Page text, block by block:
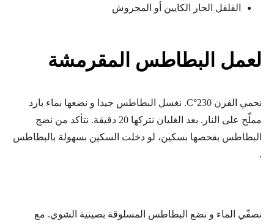
الفلفل الحار الكايين أو المجروش
لعمل البطاطس المقرمشة
نحمي الفرن 230°C. نغسل البطاطس جيدا و نضعها بماء بارد
مملّح على النار. بعد الغليان نتركها 20 دقيقة. نتأكد من نضج
البطاطس بفحصها بسكين، لو دخلت السكين بسهولة بالبطاطس
.
نصفّي الماء و نضع البطاطس المسلوقة بصينية الشوي. مع